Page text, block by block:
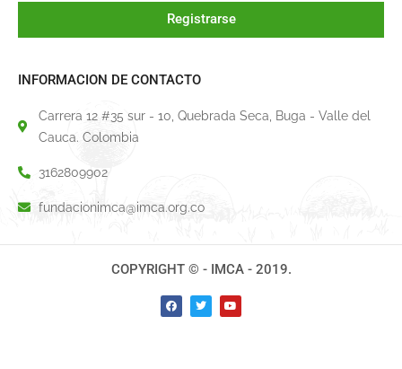
Registrarse
INFORMACION DE CONTACTO
Carrera 12 #35 sur - 10, Quebrada Seca, Buga - Valle del
Cauca. Colombia
3162809902
fundacionimca@imca.org.co
COPYRIGHT © - IMCA - 2019.